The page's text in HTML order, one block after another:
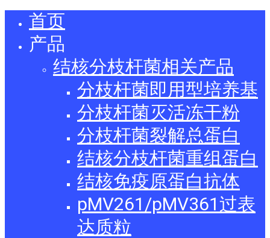
首页
产品
结核分枝杆菌相关产品
分枝杆菌即用型培养基
分枝杆菌灭活冻干粉
分枝杆菌裂解总蛋白
结核分枝杆菌重组蛋白
结核免疫原蛋白抗体
pMV261/pMV361过表
达质粒